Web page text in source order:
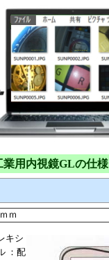
業用内視鏡GLの仕様
ｍ
キシ
：配